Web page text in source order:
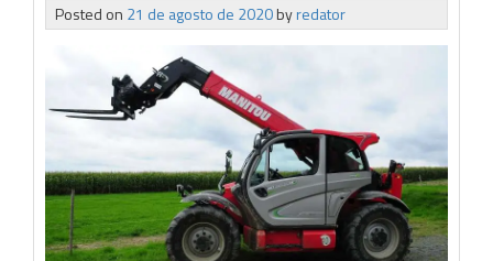
Posted on 21 de agosto de 2020byredator